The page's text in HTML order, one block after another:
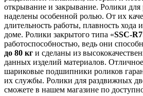
открывание и закрывание. Ролики
наделены особенной ролью. От их
длительность работы, плавность хода
доме. Ролики закрытого типа «SSC-R7
работоспособностью, ведь они
до 80 кг и сделаны из
данных изделий материалов.
шариковые подшипники роликов
их службы. Ролики для раздвижных
сможете в нашем магазине по